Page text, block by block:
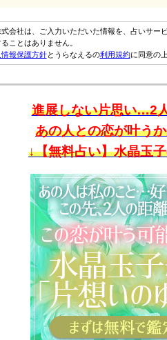
会社は、ご入力いただいた情報を、占いサー
ことはありません。
報保護方針とうらなえるの利用規約に同意の
進展しない片思い…2
あの人との恋が叶う
↓【無料占い】水晶玉